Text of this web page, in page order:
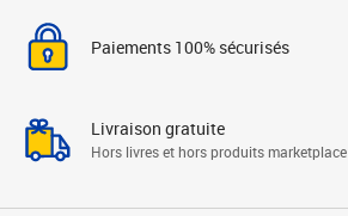
Paiements 100% sécurisés
Livraison gratuite
Hors livres et hors produits marketplace